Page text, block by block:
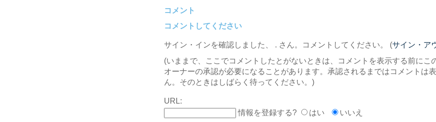
コメント
コメントしてください
サイン・インを確認しました、 . さん。コメントしてください。 (サイン・ア
(いままで、ここでコメントしたとがないときは、コメントを表示する前にこ
オーナーの承認が必要になることがあります。承認されるまではコメントは
ん。そのときはしばらく待ってください。)
URL:
情報を登録する?
はい いいえ